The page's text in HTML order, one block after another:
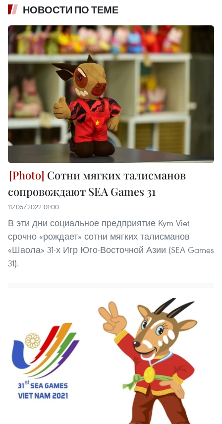
НОВОСТИ ПО ТЕМЕ
Сотни мягких талисманов
сопровождают SEA Games 31
11/05/2022 01:00
В эти дни социальное предприятие Kym Viet
срочно «рождает» сотни мягких талисманов
«Шаола» 31-х Игр Юго-Восточной Азии (SEA Games
31).